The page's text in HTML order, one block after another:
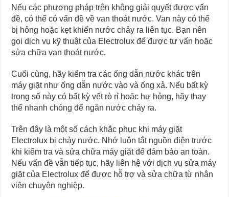
Nếu các phương pháp trên không giải quyết được vấn
đề, có thể có vấn đề về van thoát nước. Van này có thể
bị hỏng hoặc kẹt khiến nước chảy ra liên tục. Bạn nên
gọi dịch vụ kỹ thuật của Electrolux để được tư vấn hoặc
sửa chữa van thoát nước.
Cuối cùng, hãy kiểm tra các ống dẫn nước khác trên
máy giặt như ống dẫn nước vào và ống xả. Nếu bất kỳ
trong số này có bất kỳ vết rò rỉ hoặc hư hỏng, hãy thay
thế nhanh chóng để ngăn nước chảy ra.
Trên đây là một số cách khắc phục khi máy giặt
Electrolux bị chảy nước. Nhớ luôn tắt nguồn điện trước
khi kiểm tra và sửa chữa máy giặt để đảm bảo an toàn.
Nếu vấn đề vẫn tiếp tục, hãy liên hệ với dịch vụ sửa máy
giặt của Electrolux để được hỗ trợ và sửa chữa từ nhân
viên chuyên nghiệp.